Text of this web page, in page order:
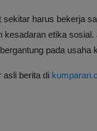
harus bekerja
kesadaran etika
pada usaha
asli berita di